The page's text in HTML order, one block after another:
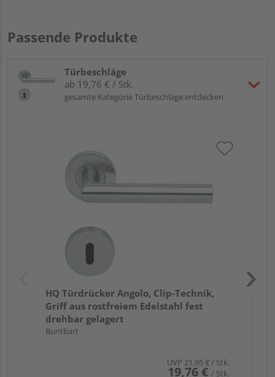
Passende Produkte
Türbeschläge
ab 19,76 € / Stk.
gesamte Kategorie Türbeschläge entdecken
HQ Türdrücker Angolo, Clip-Technik,
Griff aus rostfreiem Edelstahl fest
drehbar gelagert
Buntbart
UVP 21,95 €/ Stk.
19,76 € / Stk.